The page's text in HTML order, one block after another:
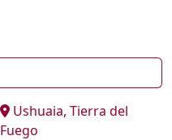
Ushuaia, Tierra del
Fuego